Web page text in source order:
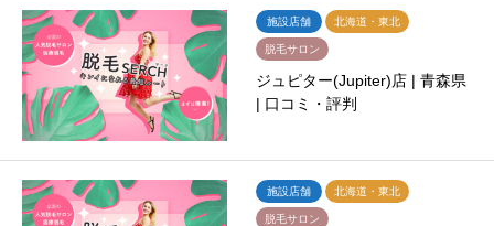
施設店舗 北海道・東北
脱毛サロン
ジュピター(Jupiter)店 | 青森県
| 口コミ・評判
施設店舗 北海道・東北
脱毛サロン